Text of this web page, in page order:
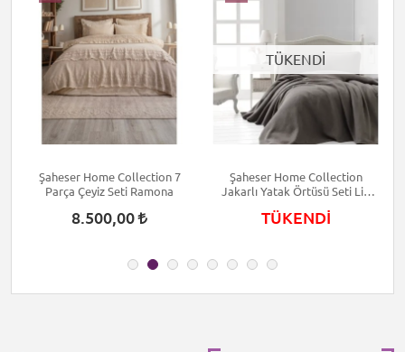
Şaheser Home Collection 7
Parça Çeyiz Seti Ramona
8.500,00
TÜKENDİ
Şaheser Home Collection
Jakarlı Yatak Örtüsü Seti Liv
TÜKENDİ